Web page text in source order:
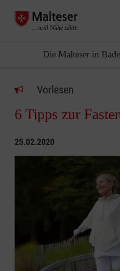
Die Malteser in
Vorlesen
6 Tipps zur
25.02.2020